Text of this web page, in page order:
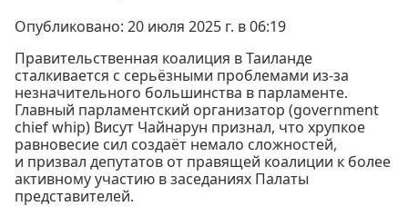
Опубликовано: 20 июля 2025 г. в 06:19
Правительственная коалиция в Таиланде
сталкивается с серьёзными проблемами из-за
незначительного большинства в парламенте.
Главный парламентский организатор (government
chief whip) Висут Чайнарун признал, что хрупкое
равновесие сил создаёт немало сложностей,
и призвал депутатов от правящей коалиции к более
активному участию в заседаниях Палаты
представителей.